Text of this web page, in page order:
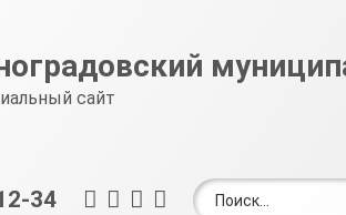
сайт
34 RSSE-mailВКонтакте
Telegram
Найти: